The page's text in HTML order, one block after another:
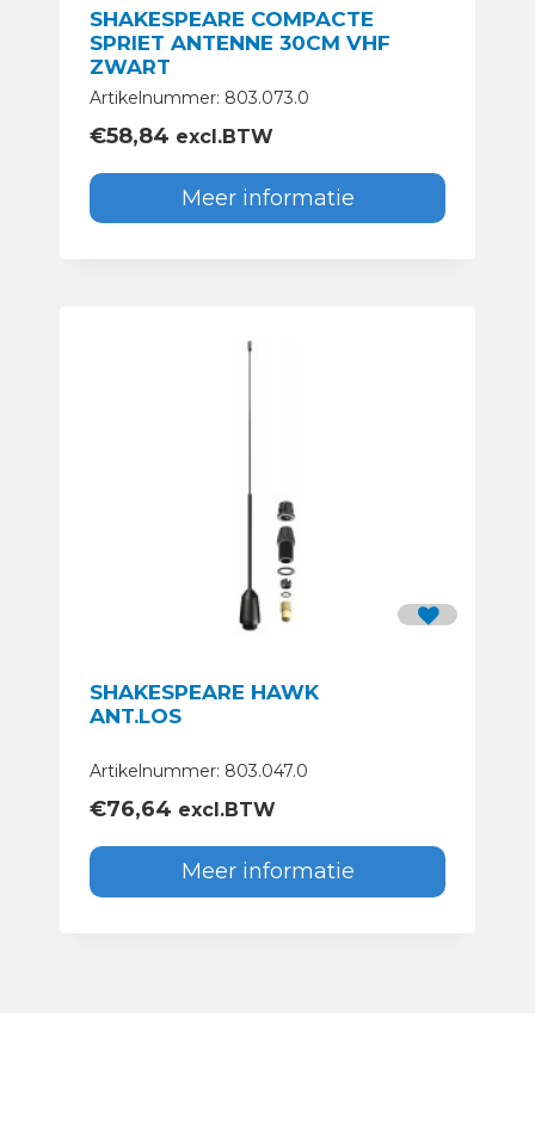
SHAKESPEARE COMPACTE
SPRIET ANTENNE 30CM VHF
ZWART
Artikelnummer: 803.073.0
€58,84 excl.BTW
Meer informatie
SHAKESPEARE HAWK
ANT.LOS
Artikelnummer: 803.047.0
€76,64 excl.BTW
Meer informatie